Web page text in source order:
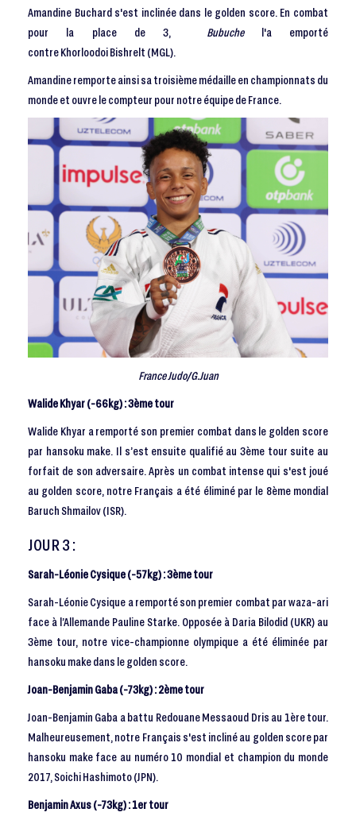
Amandine Buchard s'est inclinée dans le golden score. En combat
pour la place de 3, Bubuchel'a emporté
contre Khorloodoi Bishrelt (MGL).
Amandine remporte ainsi sa troisième médaille en championnats du
monde et ouvre le compteur pour notre équipe de France.
France Judo/G.Juan
Walide Khyar (-66kg) : 3ème tour
Walide Khyar a remporté son premier combat dans le golden score
par hansoku make. Il s’est ensuite qualifié au 3ème tour suite au
forfait de son adversaire. Après un combat intense qui s'est joué
au golden score, notre Français a été éliminé par le 8ème mondial
Baruch Shmailov (ISR).
JOUR 3 :
Sarah-Léonie Cysique (-57kg) : 3ème tour
Sarah-Léonie Cysique a remporté son premier combat par waza-ari
face à l’Allemande Pauline Starke. Opposée à Daria Bilodid (UKR) au
3ème tour, notre vice-championne olympique a été éliminée par
hansoku make dans le golden score.
Joan-Benjamin Gaba (-73kg) : 2ème tour
Joan-Benjamin Gaba a battu Redouane Messaoud Dris au 1ère tour.
Malheureusement, notre Français s'est incliné au golden score par
hansoku make face au numéro 10 mondial et champion du monde
2017, Soichi Hashimoto (JPN).
Benjamin Axus (-73kg) : 1er tour